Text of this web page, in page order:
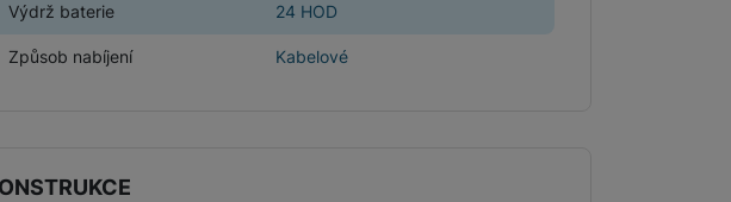
Výdrž baterie 24 HOD
Způsob nabíjení Kabelové